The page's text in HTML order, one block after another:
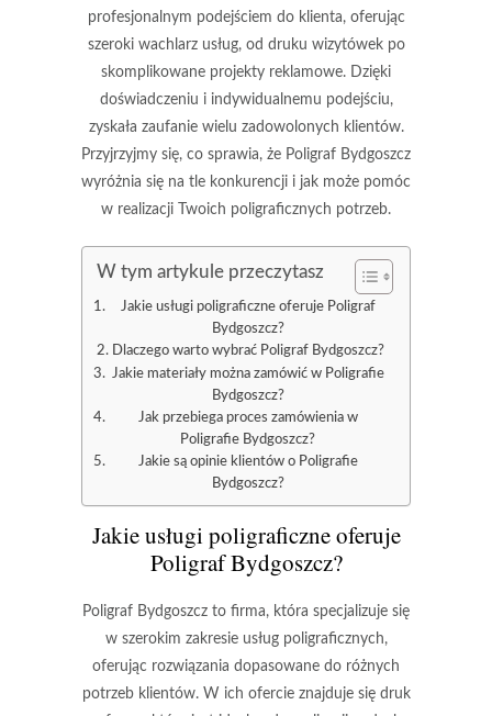
profesjonalnym podejściem do klienta, oferując
szeroki wachlarz usług, od druku wizytówek po
skomplikowane projekty reklamowe. Dzięki
doświadczeniu i indywidualnemu podejściu,
zyskała zaufanie wielu zadowolonych klientów.
Przyjrzyjmy się, co sprawia, że Poligraf Bydgoszcz
wyróżnia się na tle konkurencji i jak może pomóc
w realizacji Twoich poligraficznych potrzeb.
W tym artykule przeczytasz
Jakie usługi poligraficzne oferuje Poligraf
Bydgoszcz?
Dlaczego warto wybrać Poligraf Bydgoszcz?
Jakie materiały można zamówić w Poligrafie
Bydgoszcz?
Jak przebiega proces zamówienia w
Poligrafie Bydgoszcz?
Jakie są opinie klientów o Poligrafie
Bydgoszcz?
Jakie usługi poligraficzne oferuje
Poligraf Bydgoszcz?
Poligraf Bydgoszcz to firma, która specjalizuje się
w szerokim zakresie usług poligraficznych,
oferując rozwiązania dopasowane do różnych
potrzeb klientów. W ich ofercie znajduje się druk